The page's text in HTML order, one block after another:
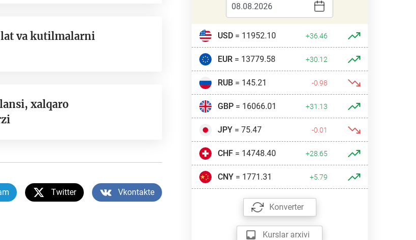
va kutilmalarni
xalqaro
Twitter Vkontakte
USD= 11952.10 +36.46
EUR= 13779.58 +30.12
RUB= 145.21 -0.98
GBP= 16066.01 +31.13
JPY= 75.47 -0.01
CHF= 14748.40 +28.65
CNY= 1771.31 +5.79
Konverter
Kurslar arxivi